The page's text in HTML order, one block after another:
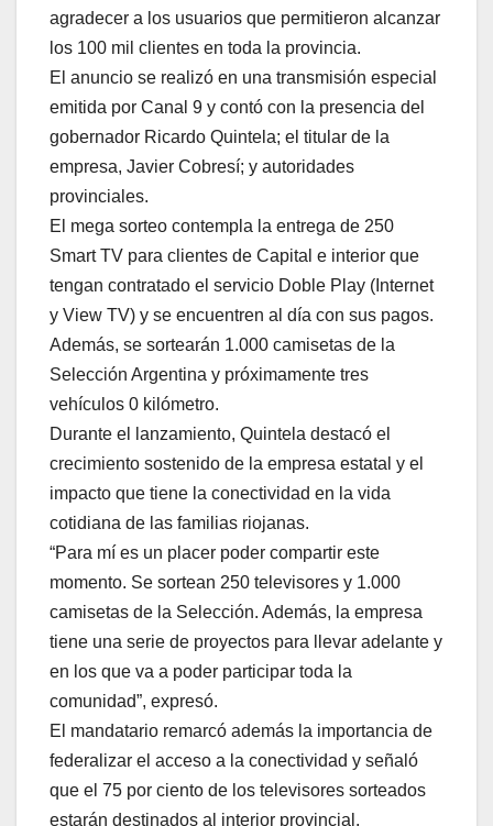
agradecer a los usuarios que permitieron alcanzar
los 100 mil clientes en toda la provincia.
El anuncio se realizó en una transmisión especial
emitida por Canal 9 y contó con la presencia del
gobernador Ricardo Quintela; el titular de la
empresa, Javier Cobresí; y autoridades
provinciales.
El mega sorteo contempla la entrega de 250
Smart TV para clientes de Capital e interior que
tengan contratado el servicio Doble Play (Internet
y View TV) y se encuentren al día con sus pagos.
Además, se sortearán 1.000 camisetas de la
Selección Argentina y próximamente tres
vehículos 0 kilómetro.
Durante el lanzamiento, Quintela destacó el
crecimiento sostenido de la empresa estatal y el
impacto que tiene la conectividad en la vida
cotidiana de las familias riojanas.
“Para mí es un placer poder compartir este
momento. Se sortean 250 televisores y 1.000
camisetas de la Selección. Además, la empresa
tiene una serie de proyectos para llevar adelante y
en los que va a poder participar toda la
comunidad”, expresó.
El mandatario remarcó además la importancia de
federalizar el acceso a la conectividad y señaló
que el 75 por ciento de los televisores sorteados
estarán destinados al interior provincial.